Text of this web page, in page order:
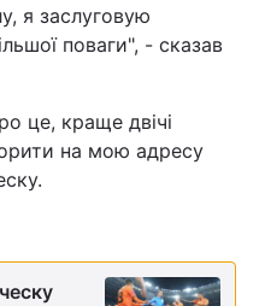
я заслуговую
поваги", - сказав
це, краще двічі
на мою адресу